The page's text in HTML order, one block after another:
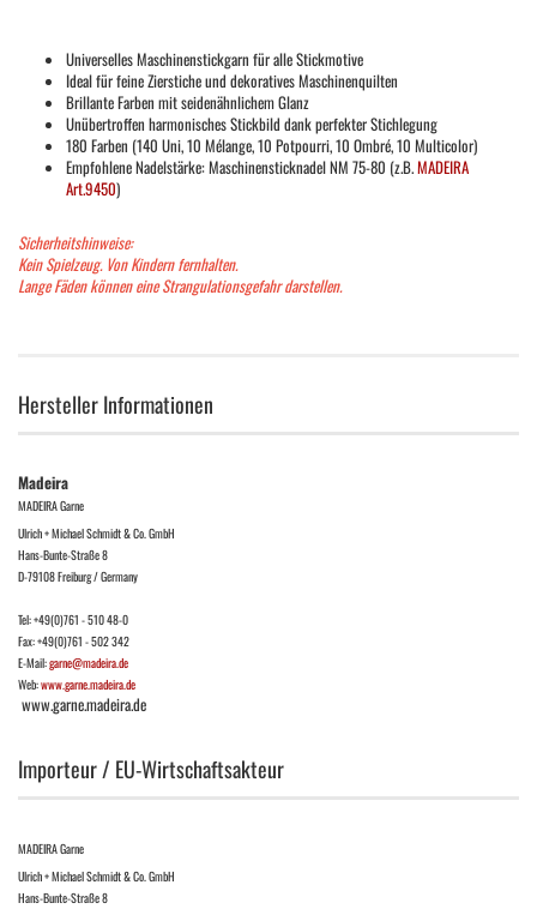
Universelles Maschinenstickgarn für alle Stickmotive
Ideal für feine Zierstiche und dekoratives Maschinenquilten
Brillante Farben mit seidenähnlichem Glanz
Unübertroffen harmonisches Stickbild dank perfekter Stichlegung
180 Farben (140 Uni, 10 Mélange, 10 Potpourri, 10 Ombré, 10 Multicolor)
Empfohlene Nadelstärke: Maschinensticknadel NM 75-80 (z.B.MADEIRA
Art.9450)
Sicherheitshinweise:
Kein Spielzeug. Von Kindern fernhalten.
Lange Fäden können eine Strangulationsgefahr darstellen.
Hersteller Informationen
Madeira
MADEIRA Garne
Ulrich + Michael Schmidt & Co. GmbH
Hans-Bunte-Straße 8
D-79108 Freiburg / Germany
Tel: +49(0)761 - 510 48-0
Fax: +49(0)761 - 502 342
E-Mail:garne@madeira.de
Web:www.garne.madeira.de
www.garne.madeira.de
Importeur / EU-Wirtschaftsakteur
MADEIRA Garne
Ulrich + Michael Schmidt & Co. GmbH
Hans-Bunte-Straße 8